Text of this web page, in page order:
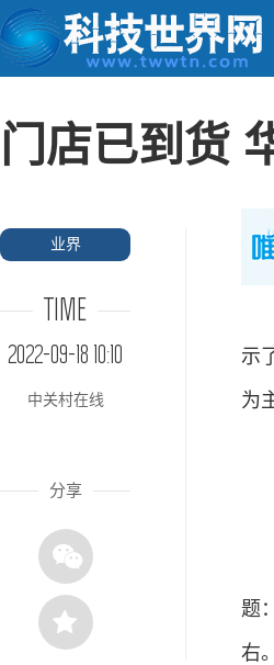
门店已到货
业界
TIME
2022-09-18 10:10
中关村在线
分享
示
为
题
右